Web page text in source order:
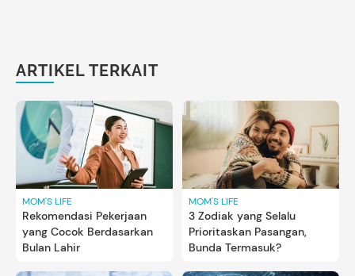
ARTIKEL TERKAIT
MOM'S LIFE
Rekomendasi Pekerjaan
yang Cocok Berdasarkan
Bulan Lahir
MOM'S LIFE
3 Zodiak yang Selalu
Prioritaskan Pasangan,
Bunda Termasuk?